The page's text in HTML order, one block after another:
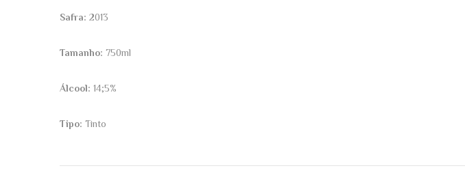
Safra: 2013
Tamanho: 750ml
Álcool: 14;5%
Tipo: Tinto